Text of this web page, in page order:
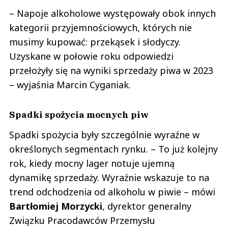
– Napoje alkoholowe występowały obok innych
kategorii przyjemnościowych, których nie
musimy kupować: przekąsek i słodyczy.
Uzyskane w połowie roku odpowiedzi
przełożyły się na wyniki sprzedaży piwa w 2023
– wyjaśnia Marcin Cyganiak.
Spadki spożycia mocnych piw
Spadki spożycia były szczególnie wyraźne w
określonych segmentach rynku. – To już kolejny
rok, kiedy mocny lager notuje ujemną
dynamikę sprzedaży. Wyraźnie wskazuje to na
trend odchodzenia od alkoholu w piwie – mówi
Bartłomiej Morzycki, dyrektor generalny
Związku Pracodawców Przemysłu